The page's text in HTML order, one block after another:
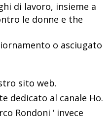
di lavoro, insieme a
le donne e the
o asciugato
sito web.
dedicato al canale Ho.
Rondoni ‘ invece